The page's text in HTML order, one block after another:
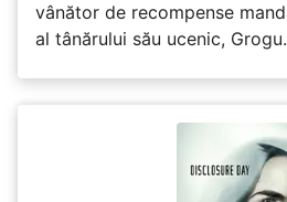
vânător de recompense
al tânărului său ucenic, Grogu.